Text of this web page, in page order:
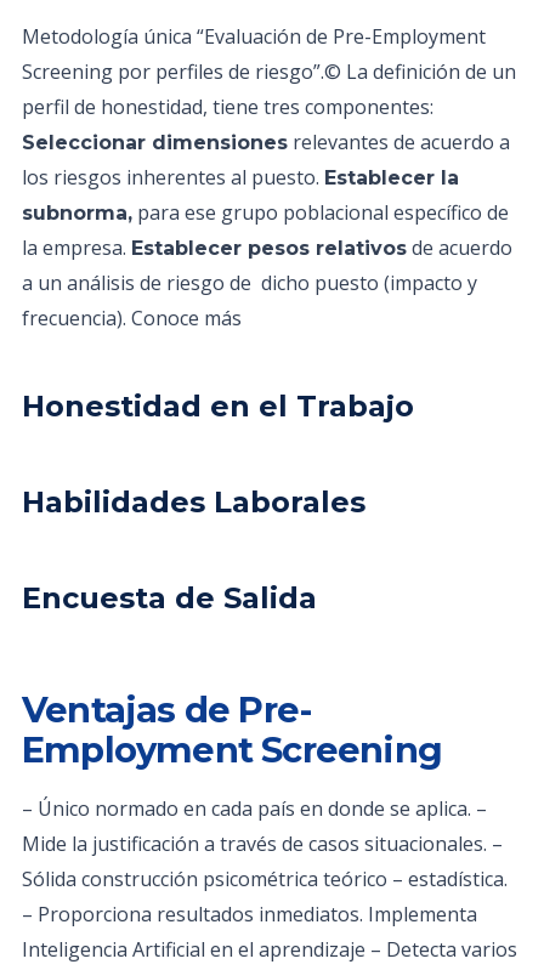
Metodología única “Evaluación de Pre-Employment
Screening por perfiles de riesgo”.© La definición de un
perfil de honestidad, tiene tres componentes:
Seleccionar dimensiones relevantes de acuerdo a
los riesgos inherentes al puesto. Establecer la
subnorma, para ese grupo poblacional específico de
la empresa. Establecer pesos relativos de acuerdo
a un análisis de riesgo de dicho puesto (impacto y
frecuencia). Conoce más
Honestidad en el Trabajo
Habilidades Laborales
Encuesta de Salida
Ventajas de Pre-
Employment Screening
– Único normado en cada país en donde se aplica. –
Mide la justificación a través de casos situacionales. –
Sólida construcción psicométrica teórico – estadística.
– Proporciona resultados inmediatos. Implementa
Inteligencia Artificial en el aprendizaje – Detecta varios